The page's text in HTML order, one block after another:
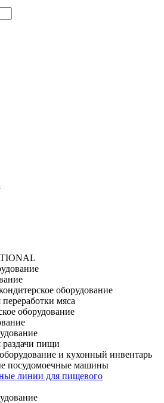
оборудование
мяса
оборудование
раздачи пищи
и кухонный инвентарь
посудомоечные машины
линии для пищевого